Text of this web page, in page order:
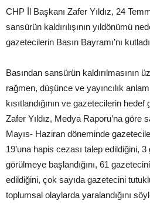
CHP İl Başkanı Zafer Yıldız, 24
sansürün kaldırılışının yıldönümü
gazetecilerin Basın Bayramı’nı
Basından sansürün kaldırılmasının
rağmen, düşünce ve yayıncılık
kısıtlandığının ve gazetecilerin
Zafer Yıldız, Medya Raporu’na göre
Mayıs- Haziran döneminde
19’una hapis cezası talep edildiğini, 3
görülmeye başlandığını, 61
edildiğini, çok sayıda gazetecini
toplumsal olaylarda yaralandığını